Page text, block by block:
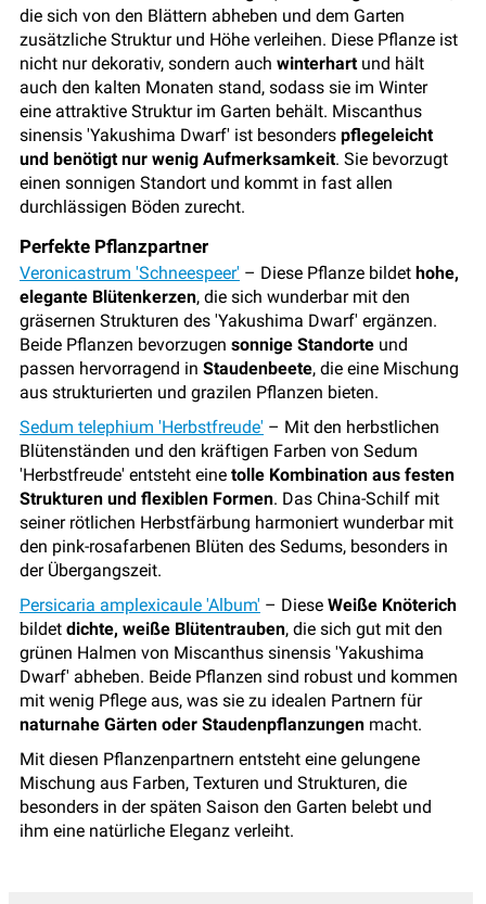
die sich von den Blättern abheben und dem Garten
zusätzliche Struktur und Höhe verleihen. Diese Pflanze ist
nicht nur dekorativ, sondern auch winterhartund hält
auch den kalten Monaten stand, sodass sie im Winter
eine attraktive Struktur im Garten behält. Miscanthus
sinensis 'Yakushima Dwarf' ist besonders pflegeleicht
und benötigt nur wenig Aufmerksamkeit. Sie bevorzugt
einen sonnigen Standort und kommt in fast allen
durchlässigen Böden zurecht.
Perfekte Pflanzpartner
Veronicastrum 'Schneespeer' – Diese Pflanze bildet hohe,
elegante Blütenkerzen, die sich wunderbar mit den
gräsernen Strukturen des 'Yakushima Dwarf' ergänzen.
Beide Pflanzen bevorzugen sonnige Standorte und
passen hervorragend in Staudenbeete, die eine Mischung
aus strukturierten und grazilen Pflanzen bieten.
Sedum telephium 'Herbstfreude' – Mit den herbstlichen
Blütenständen und den kräftigen Farben von Sedum
'Herbstfreude' entsteht eine tolle Kombination aus festen
Strukturen und flexiblen Formen. Das China-Schilf mit
seiner rötlichen Herbstfärbung harmoniert wunderbar mit
den pink-rosafarbenen Blüten des Sedums, besonders in
der Übergangszeit.
Persicaria amplexicaule 'Album' – Diese Weiße Knöterich
bildet dichte, weiße Blütentrauben, die sich gut mit den
grünen Halmen von Miscanthus sinensis 'Yakushima
Dwarf' abheben. Beide Pflanzen sind robust und kommen
mit wenig Pflege aus, was sie zu idealen Partnern für
naturnahe Gärten oder Staudenpflanzungen macht.
Mit diesen Pflanzenpartnern entsteht eine gelungene
Mischung aus Farben, Texturen und Strukturen, die
besonders in der späten Saison den Garten belebt und
ihm eine natürliche Eleganz verleiht.